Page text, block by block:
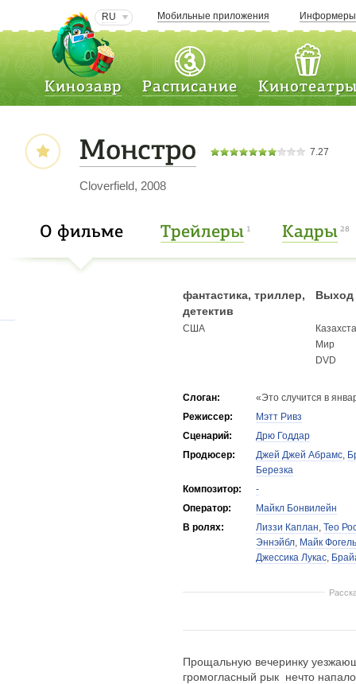
RU Мобильные приложения Информеры
Кинозавр Расписание
7.27
Монстро
Cloverfield, 2008
О фильме Трейлеры 1 Кадры 28
фантастика, триллер,
детектив
Выход
США
Мир
DVD
Слоган:
«Это случится в
Режиссер:
Мэтт Ривз
Сценарий:
Дрю Годдар
Продюсер:
Джей Джей Абрамс,
Березка
Композитор:
-
Оператор:
Майкл Бонвилейн
В ролях:
Лиззи Каплан, Тео
Эннэйбл, Майк Фогель
Джессика Лукас,
Прощальную вечеринку
громогласный рык  нечто